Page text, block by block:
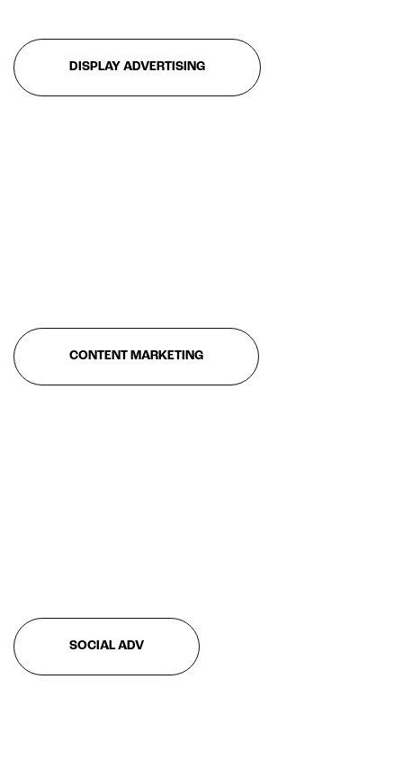
DISPLAY ADVERTISING
CONTENT MARKETING
SOCIAL ADV